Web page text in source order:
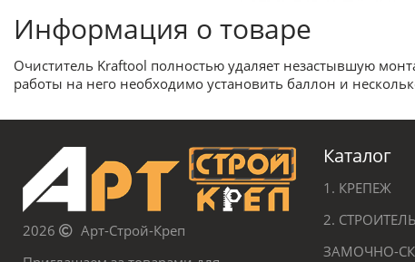
Информация о товаре
Очиститель Kraftool полностью удаляет незастывшую
работы на него необходимо установить баллон и
2026
Арт-Строй-Креп
Каталог
1. КРЕПЕЖ
2.
ЗАМОЧНО-